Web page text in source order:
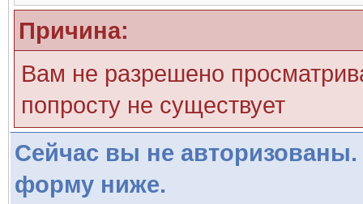
Причина:
Вам не разрешено
попросту не существует
Сейчас вы не авторизованы.
форму ниже.